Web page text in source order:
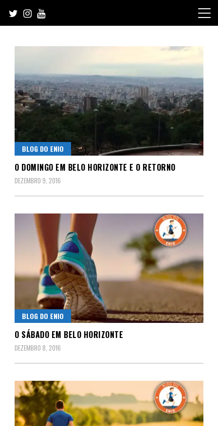
content
BLOG DO ENIO
O DOMINGO EM BELO HORIZONTE E O RETORNO
DEZEMBRO 9, 2016
BLOG DO ENIO
O SÁBADO EM BELO HORIZONTE
DEZEMBRO 8, 2016